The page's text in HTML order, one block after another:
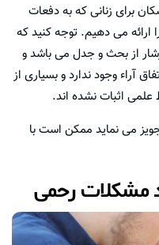
برای زنانی که به دفعات
ارائه می دهیم. توجه کنید که
از بحث و جدل می باشد و
آراء وجود ندارد و بسیاری از
اثبات نشده اند.
می نماید ممکن است با
مشکلات رحمی